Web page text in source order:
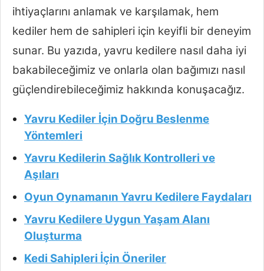
ihtiyaçlarını anlamak ve karşılamak, hem
kediler hem de sahipleri için keyifli bir deneyim
sunar. Bu yazıda, yavru kedilere nasıl daha iyi
bakabileceğimiz ve onlarla olan bağımızı nasıl
güçlendirebileceğimiz hakkında konuşacağız.
Yavru Kediler İçin Doğru Beslenme
Yöntemleri
Yavru Kedilerin Sağlık Kontrolleri ve
Aşıları
Oyun Oynamanın Yavru Kedilere Faydaları
Yavru Kedilere Uygun Yaşam Alanı
Oluşturma
Kedi Sahipleri İçin Öneriler